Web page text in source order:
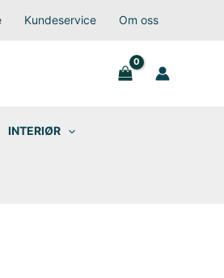
Kundeservice Om oss
INTERIØR